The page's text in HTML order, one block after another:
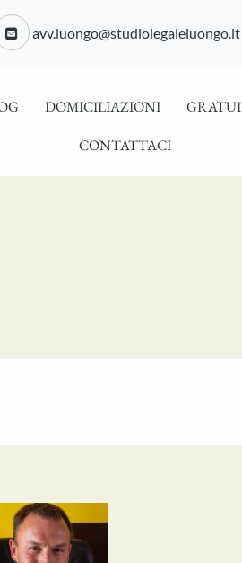
avv.luongo@studiolegaleluongo.it
DOMICILIAZIONI
CONTATTACI